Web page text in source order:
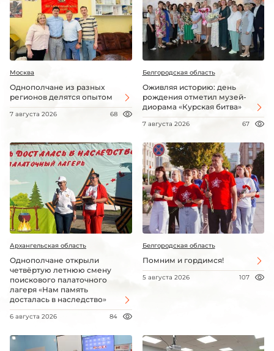
Москва
Однополчане из разных
регионов делятся опытом
7 августа 2026 68
Белгородская область
Оживляя историю: день
рождения отметил музей-
диорама «Курская битва»
7 августа 2026 67
Архангельская область
Однополчане открыли
четвёртую летнюю смену
поискового палаточного
лагеря «Нам память
досталась в наследство»
6 августа 2026 84
Белгородская область
Помним и гордимся!
5 августа 2026 107